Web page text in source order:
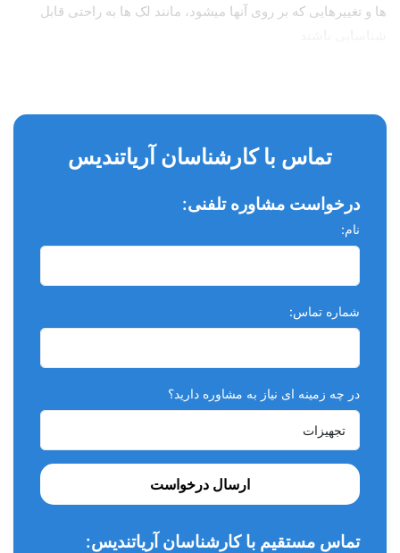
ها و تغییرهایی که بر روی آنها میشود، مانند لک ها به راحتی قابل
تماس با کارشناسان آریاتندیس
درخواست مشاوره تلفنی:
نام:
شماره تماس:
در چه زمینه ای نیاز به مشاوره دارید؟
ارسال درخواست
تماس مستقیم با کارشناسان آریاتندیس: